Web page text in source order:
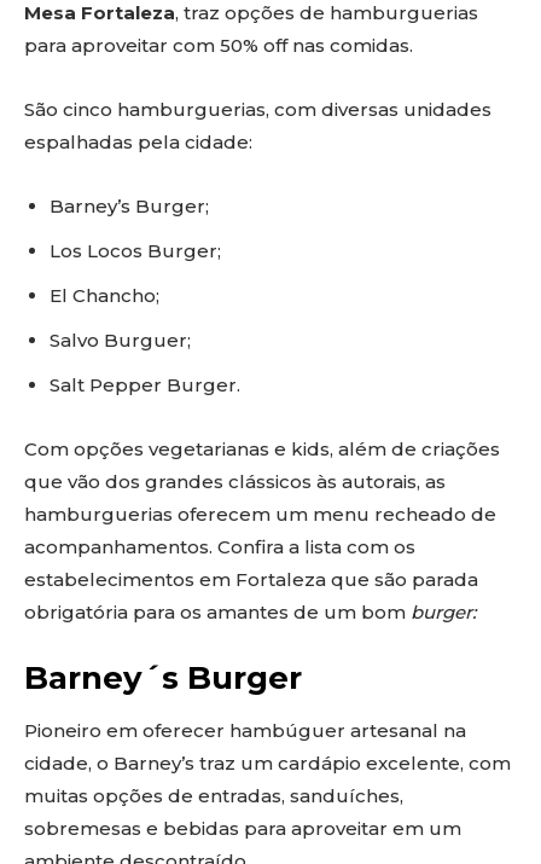
Mesa Fortaleza, traz opções de hamburguerias
para aproveitar com 50% off nas comidas.
São cinco hamburguerias, com diversas unidades
espalhadas pela cidade:
Barney’s Burger;
Los Locos Burger;
El Chancho;
Salvo Burguer;
Salt Pepper Burger.
Com opções vegetarianas e kids, além de criações
que vão dos grandes clássicos às autorais, as
hamburguerias oferecem um menu recheado de
acompanhamentos. Confira a lista com os
estabelecimentos em Fortaleza que são parada
obrigatória para os amantes de um bom burger:
Barney´s Burger
Pioneiro em oferecer hambúguer artesanal na
cidade, o Barney’s traz um cardápio excelente, com
muitas opções de entradas, sanduíches,
sobremesas e bebidas para aproveitar em um